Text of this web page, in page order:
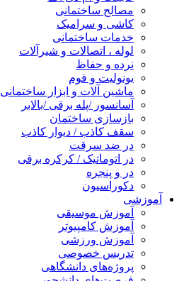
مصالح ساختمانی
کاشی و سرامیک
خدمات ساختمانی
لوله ، اتصالات و شیرآلات
نرده و حفاظ
یونولیت و فوم
ماشین آلات و ابزار ساختمانی
آسانسور /پله برقی /بالابر
بازسازی ساختمان
سقف کاذب / دیوار کاذب
در ضد سرقت
در اتوماتیک / کرکره برقی
در و پنجره
دکوراسیون
آموزشی
آموزش موسیقی
آموزش کامپیوتر
آموزش ورزشی
تدریس خصوصی
پروژه‌های دانشگاهی